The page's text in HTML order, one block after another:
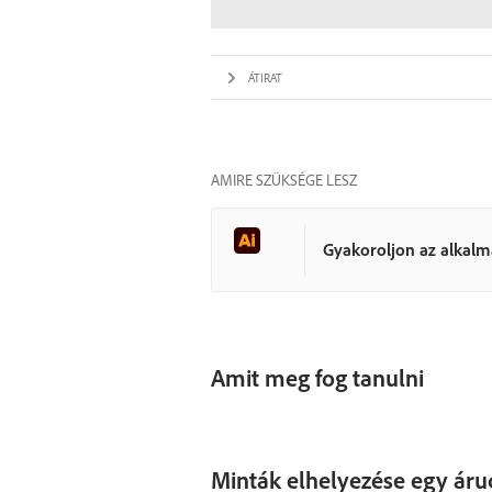
ÁTIRAT
AMIRE SZÜKSÉGE LESZ
Gyakoroljon az
Amit meg fog tanulni
Minták elhelyezése egy